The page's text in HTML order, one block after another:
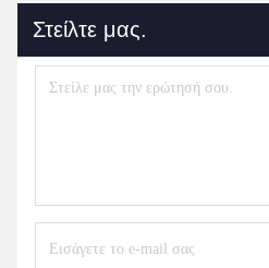
Στείλτε μας.